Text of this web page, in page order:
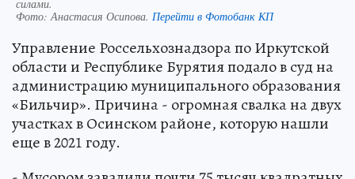
силами.
Фото: Анастасия Осипова. Перейти в Фотобанк КП
Управление Россельхознадзора по Иркутской
области и Республике Бурятия подало в суд на
администрацию муниципального образования
«Бильчир». Причина - огромная свалка на двух
участках в Осинском районе, которую нашли
еще в 2021 году.